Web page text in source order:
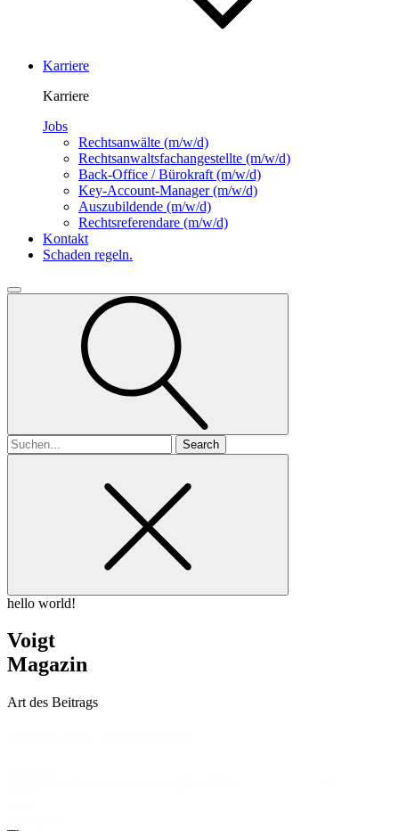
Karriere
Karriere
Jobs
Rechtsanwälte (m/w/d)
Rechtsanwalts­fachangestellte (m/w/d)
Back-Office / Bürokraft (m/w/d)
Key-Account-Manager(m/w/d)
Auszubildende (m/w/d)
Rechtsreferendare (m/w/d)
Kontakt
Schaden regeln.
Search
for
hello world!
Voigt
Magazin
Art des Beitrags